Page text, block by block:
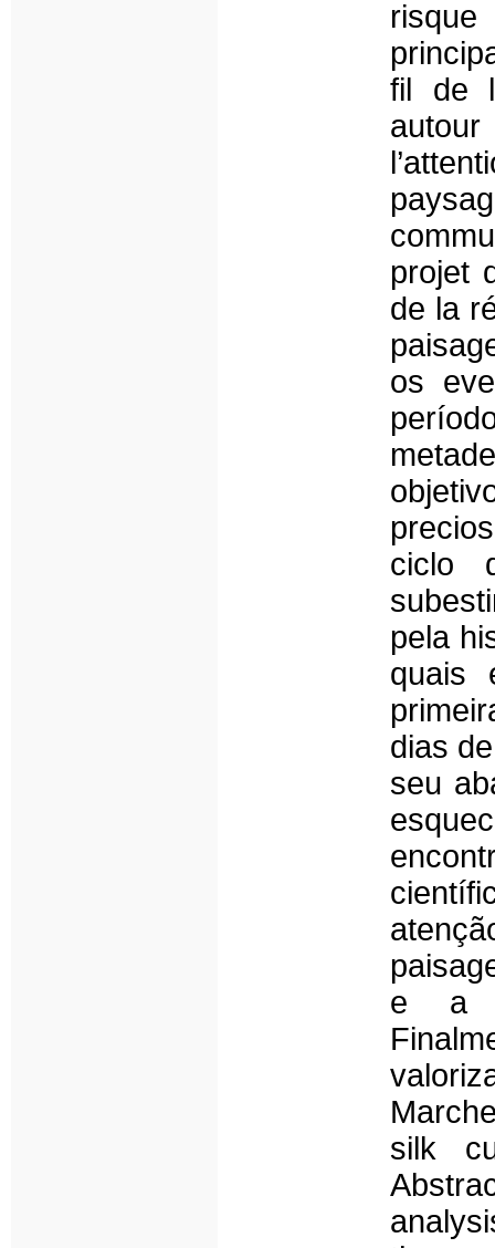
risque
fil de
projet
de la
os
ciclo
pela
quais
dias
seu
e a
silk